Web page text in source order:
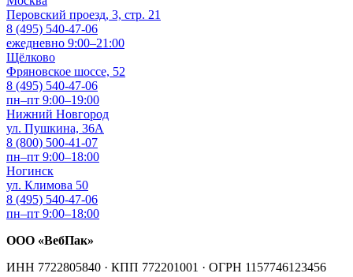
Перовский проезд, 3, стр. 21
8 (495) 540-47-06
ежедневно 9:00–21:00
Щёлково
Фряновское шоссе, 52
8 (495) 540-47-06
пн–пт 9:00–19:00
Нижний Новгород
ул. Пушкина, 36А
8 (800) 500-41-07
пн–пт 9:00–18:00
Ногинск
ул. Климова 50
8 (495) 540-47-06
пн–пт 9:00–18:00
ООО «ВебПак»
ИНН 7722805840 · КПП 772201001 · ОГРН 1157746123456